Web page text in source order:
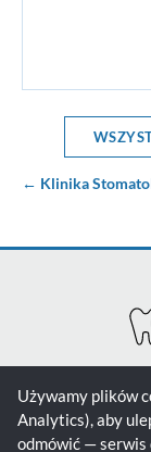
← Klinika
Zgłoś gabinet
Używamy plików
Analytics), aby
odmówić — serwis